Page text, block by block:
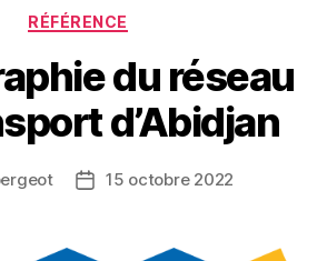
Catégories
RÉFÉRENCE
du réseau
d’Abidjan
Date15 octobre 2022